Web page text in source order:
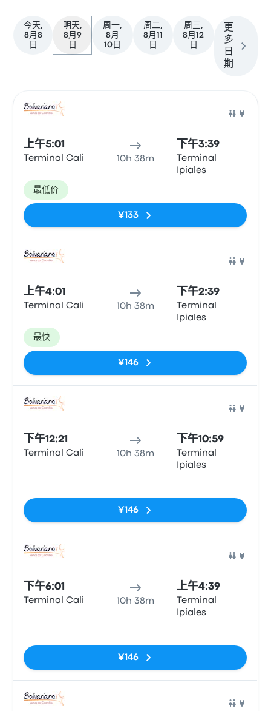
今天,
8月8
日
明天,
8月9
日
周一,
8月
10日
周二,
8月11
日
周三,
8月12
日
更
多
日
期
上午5:01
Terminal Cali 10h 38m
下午3:39
Terminal
Ipiales
最低价
¥133
上午4:01
Terminal Cali 10h 38m
下午2:39
Terminal
Ipiales
最快
¥146
下午12:21
Terminal Cali 10h 38m
下午10:59
Terminal
Ipiales
¥146
下午6:01
Terminal Cali 10h 38m
上午4:39
Terminal
Ipiales
¥146